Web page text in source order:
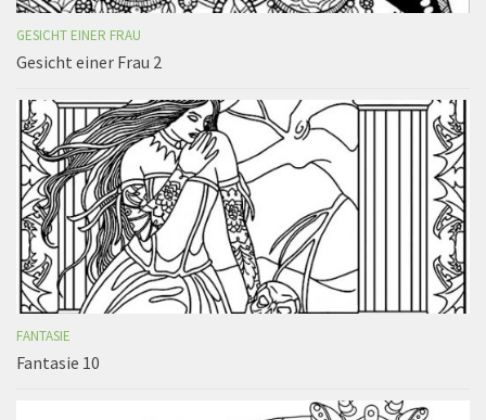
GESICHT EINER FRAU
Gesicht einer Frau 2
FANTASIE
Fantasie 10